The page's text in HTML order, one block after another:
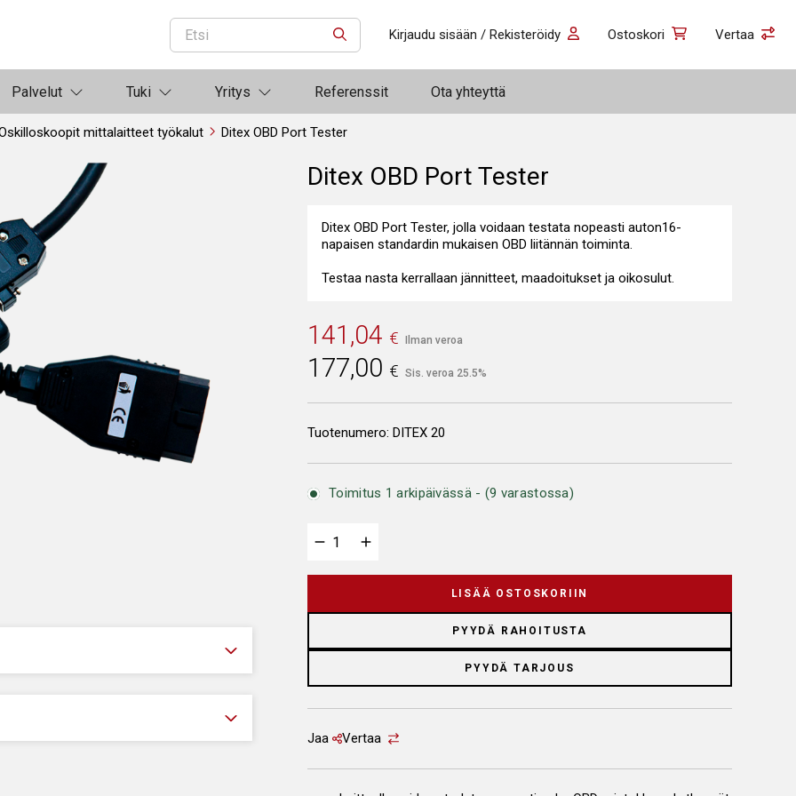
ETSI Kirjaudu sisään / Rekisteröidy Ostoskori Vertaa
Palvelut Tuki Yritys Referenssit Ota yhteyttä
mittalaitteet työkalut Ditex OBD Port Tester
Ditex OBD Port Tester
Ditex OBD Port Tester, jolla voidaan testata nopeasti auton16-
napaisen standardin mukaisen OBD liitännän toiminta.
Testaa nasta kerrallaan jännitteet, maadoitukset ja oikosulut.
141,04 € Ilman veroa
177,00 € Sis. veroa 25.5%
Tuotenumero: DITEX 20
Toimitus 1 arkipäivässä - (9 varastossa)
LISÄÄ OSTOSKORIIN
PYYDÄ RAHOITUSTA
PYYDÄ TARJOUS
Jaa Vertaa